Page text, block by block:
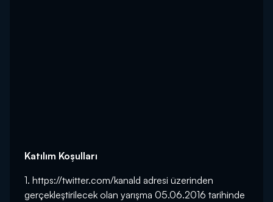
Katılım Koşulları
1. https://twitter.com/kanald adresi üzerinden
gerçekleştirilecek olan yarışma 05.06.2016 tarihinde